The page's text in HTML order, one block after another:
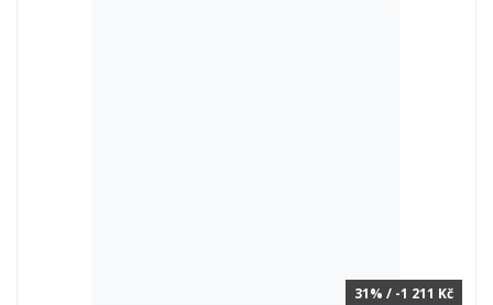
31% / -1 211 Kč